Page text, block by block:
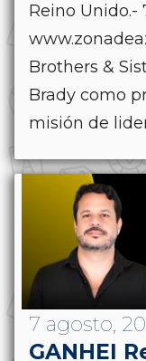
Reino Unido.-
Brothers &
Brady como
misión de
7 agosto,
GANHEI